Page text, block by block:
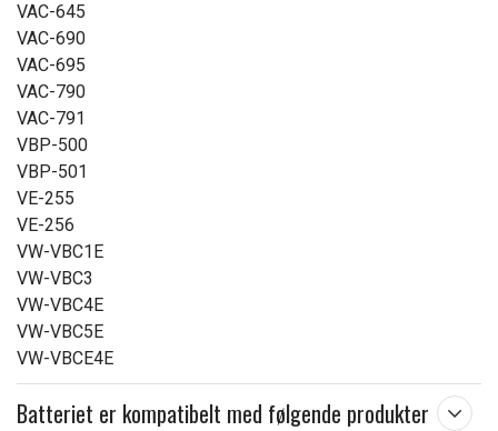
VAC-645
VAC-690
VAC-695
VAC-790
VAC-791
VBP-500
VBP-501
VE-255
VE-256
VW-VBC1E
VW-VBC3
VW-VBC4E
VW-VBC5E
VW-VBCE4E
Batteriet er kompatibelt med følgende produkter